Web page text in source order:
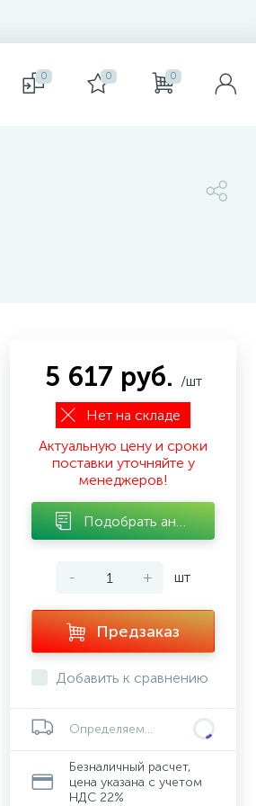
0 0 0
5 617 руб. /шт
Нет на складе
Актуальную цену и сроки
поставки уточняйте у
менеджеров!
- + шт
Предзаказ
Добавить к сравнению
Определяем...
Безналичный расчет,
цена указана с учетом
НДС 22%